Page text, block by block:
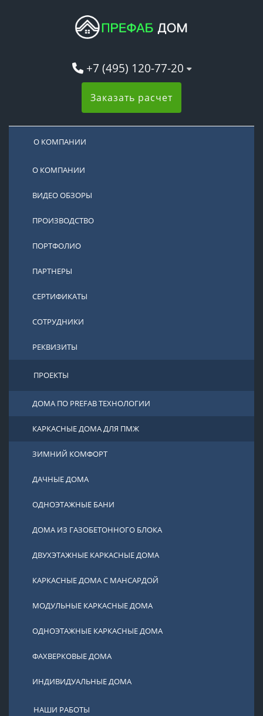
+7 (495) 120-77-20
Заказать расчет
О КОМПАНИИ
О КОМПАНИИ
ВИДЕО ОБЗОРЫ
ПРОИЗВОДСТВО
ПОРТФОЛИО
ПАРТНЕРЫ
СЕРТИФИКАТЫ
СОТРУДНИКИ
РЕКВИЗИТЫ
ПРОЕКТЫ
ДОМА ПО PREFAB ТЕХНОЛОГИИ
КАРКАСНЫЕ ДОМА ДЛЯ ПМЖ
ЗИМНИЙ КОМФОРТ
ДАЧНЫЕ ДОМА
ОДНОЭТАЖНЫЕ БАНИ
ДОМА ИЗ ГАЗОБЕТОННОГО БЛОКА
ДВУХЭТАЖНЫЕ КАРКАСНЫЕ ДОМА
КАРКАСНЫЕ ДОМА С МАНСАРДОЙ
МОДУЛЬНЫЕ КАРКАСНЫЕ ДОМА
ОДНОЭТАЖНЫЕ КАРКАСНЫЕ ДОМА
ФАХВЕРКОВЫЕ ДОМА
ИНДИВИДУАЛЬНЫЕ ДОМА
НАШИ РАБОТЫ